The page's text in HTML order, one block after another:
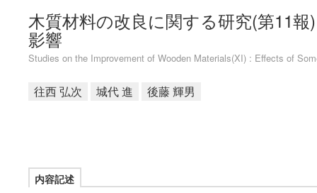
木質材料の改良に関する研究(第11
影響
Studies on the Improvement of Wooden Materials(XI) : Effects of
往西 弘次 城代 進 後藤 輝男
内容記述